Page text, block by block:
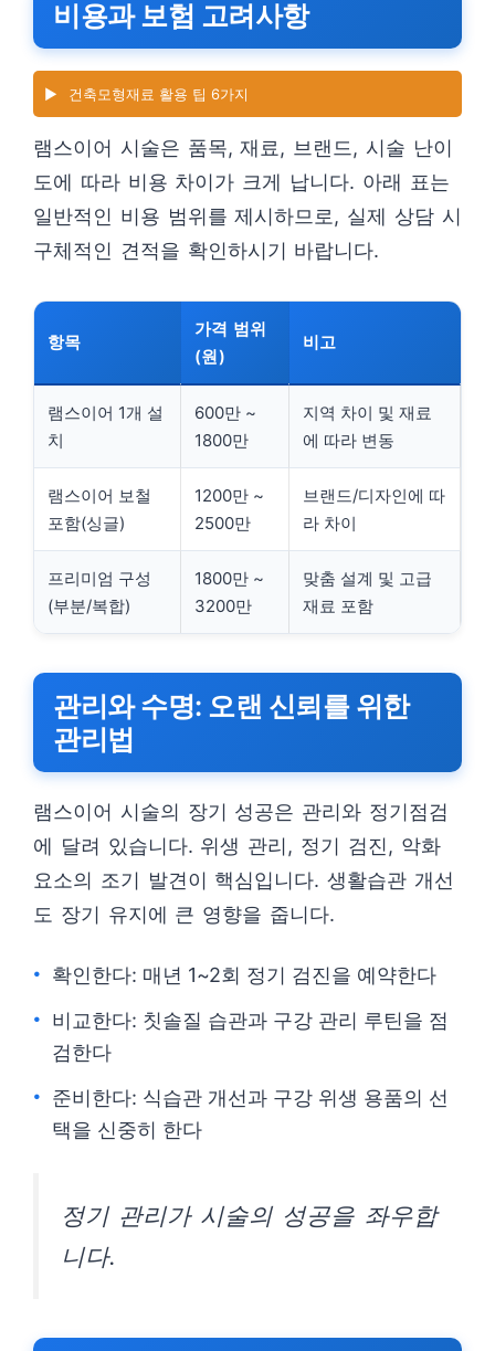
비용과 보험 고려사항
▶️ 건축모형재료 활용 팁 6가지
램스이어 시술은 품목, 재료, 브랜드, 시술 난이
도에 따라 비용 차이가 크게 납니다. 아래 표는
일반적인 비용 범위를 제시하므로, 실제 상담 시
구체적인 견적을 확인하시기 바랍니다.
항목
가격 범위
(원)
비고
램스이어 1개 설
치
600만 ~
1800만
지역 차이 및 재료
에 따라 변동
램스이어 보철
포함(싱글)
1200만 ~
2500만
브랜드/디자인에 따
라 차이
프리미엄 구성
(부분/복합)
1800만 ~
3200만
맞춤 설계 및 고급
재료 포함
관리와 수명: 오랜 신뢰를 위한
관리법
램스이어 시술의 장기 성공은 관리와 정기점검
에 달려 있습니다. 위생 관리, 정기 검진, 악화
요소의 조기 발견이 핵심입니다. 생활습관 개선
도 장기 유지에 큰 영향을 줍니다.
확인한다: 매년 1~2회 정기 검진을 예약한다
비교한다: 칫솔질 습관과 구강 관리 루틴을 점
검한다
준비한다: 식습관 개선과 구강 위생 용품의 선
택을 신중히 한다
정기 관리가 시술의 성공을 좌우합
니다.